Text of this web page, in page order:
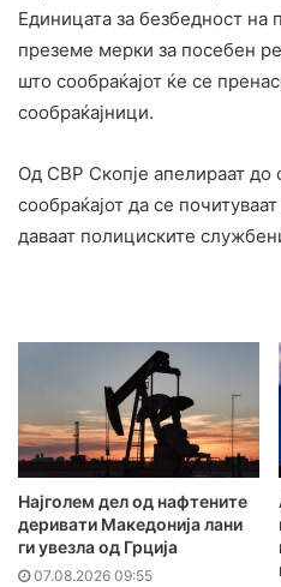
Единицата за безбедност на
преземе мерки за посебен
што сообраќајот ќе се
сообраќајници.
Од СВР Скопје апелираат до
сообраќајот да се
даваат полициските
Најголем дел од нафтените
деривати Македонија лани
ги увезла од Грција
07.08.2026 09:55